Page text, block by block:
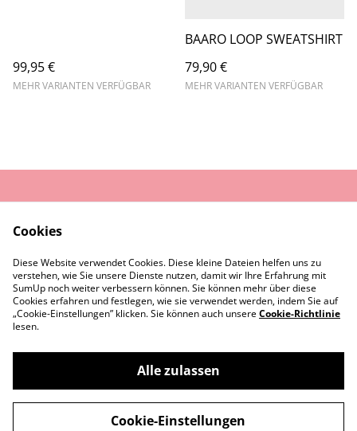
99,95 €
MEHR VARIANTEN VERFÜGBAR
BAARO LOOP SWEATSHIRT
79,90 €
MEHR VARIANTEN VERFÜGBAR
Rückgaberecht
Kontaktiere uns Impressum
©2026Sister Roots
Cookies
Diese Website verwendet Cookies. Diese kleine Dateien helfen uns zu
verstehen, wie Sie unsere Dienste nutzen, damit wir Ihre Erfahrung mit
SumUp noch weiter verbessern können. Sie können mehr über diese
Cookies erfahren und festlegen, wie sie verwendet werden, indem Sie auf
„Cookie-Einstellungen” klicken. Sie können auch unsereCookie-Richtlinie
lesen.
Alle zulassen
Cookie-Einstellungen